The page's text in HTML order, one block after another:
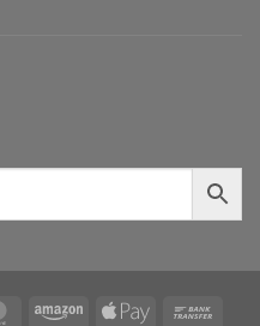
MasterCardAmazonApple